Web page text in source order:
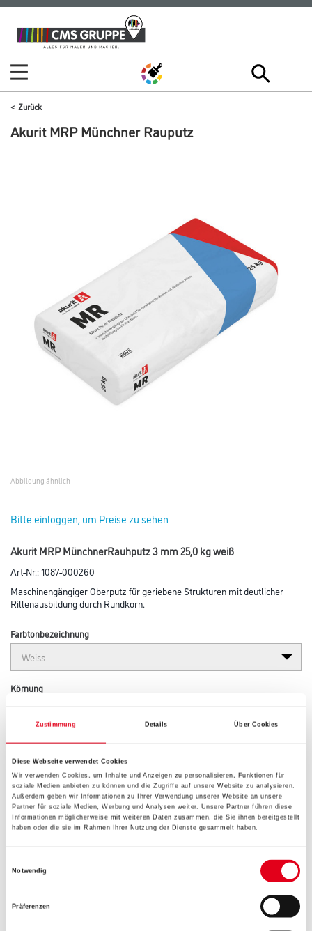
Zustimmung Details Über Cookies
Diese Webseite verwendet Cookies
Wir verwenden Cookies, um Inhalte und Anzeigen zu personalisieren, Funktionen für
soziale Medien anbieten zu können und die Zugriffe auf unsere Website zu analysieren.
Außerdem geben wir Informationen zu Ihrer Verwendung unserer Website an unsere
Partner für soziale Medien, Werbung und Analysen weiter. Unsere Partner führen diese
Informationen möglicherweise mit weiteren Daten zusammen, die Sie ihnen bereitgestellt
haben oder die sie im Rahmen Ihrer Nutzung der Dienste gesammelt haben.
Notwendig
Präferenzen
Zum
Inhalt
Zum
Navigationsmenü
Zurück
Akurit MRP Münchner Rauputz
Abbildung ähnlich
Bitte einloggen, um Preise zu sehen
Akurit MRP MünchnerRauhputz 3 mm 25,0 kg weiß
Art-Nr.:1087-000260
Maschinengängiger Oberputz für geriebene Strukturen mit deutlicher
Rillenausbildung durch Rundkorn.
Farbtonbezeichnung
Körnung
Gebinde
Umrechnungsfaktoren